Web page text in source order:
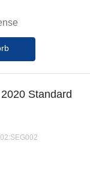
Standard